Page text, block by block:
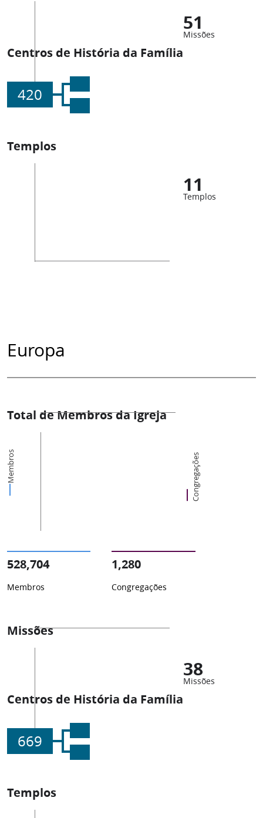
51
Missões
Centros de História da Família
420
Templos
11
Templos
Europa
Total de Membros da Igreja
Membros Congregações
528,704
Membros
1,280
Congregações
Missões
38
Missões
Centros de História da Família
669
Templos